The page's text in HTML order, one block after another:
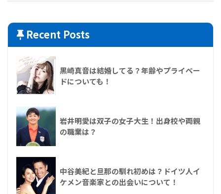
Recent Posts
黒崎真音は結婚してる？年齢やプライベー
ドについても！
岩井明愛は双子の女子大生！出身校や両親
の職業は？
中谷美紀と旦那の馴れ初めは？ドイツ人イ
ケメン音楽家との出会いについて！